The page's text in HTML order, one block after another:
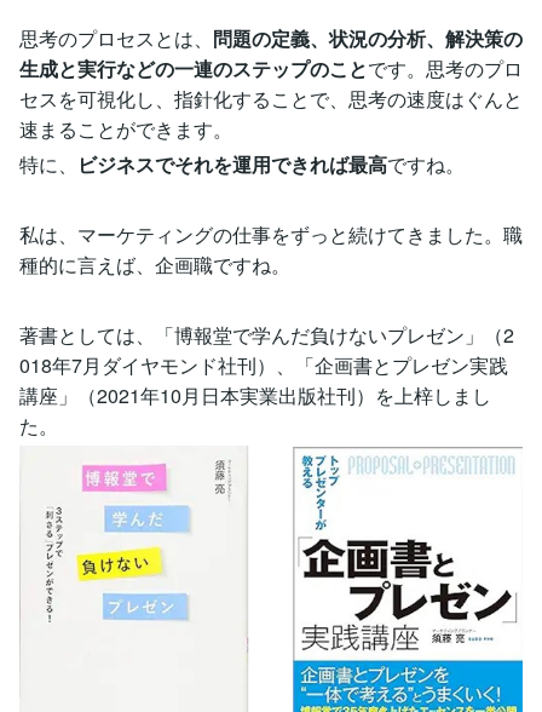
思考のプロセスとは、 問題の定義、状況の分析、解決策の
生成と実行などの一連のステップのことです。思考のプロ
セスを可視化し、指針化することで、思考の速度はぐんと
速まることができます。
特に、
ビジネスでそれを運用できれば最高ですね。
私は、マーケティングの仕事をずっと続けてきました。職
種的に言えば、企画職ですね。
著書としては、「博報堂で学んだ負けないプレゼン」（2
018年7月ダイヤモンド社刊）、「企画書とプレゼン実践
講座」（2021年10月日本実業出版社刊）を上梓しまし
た。